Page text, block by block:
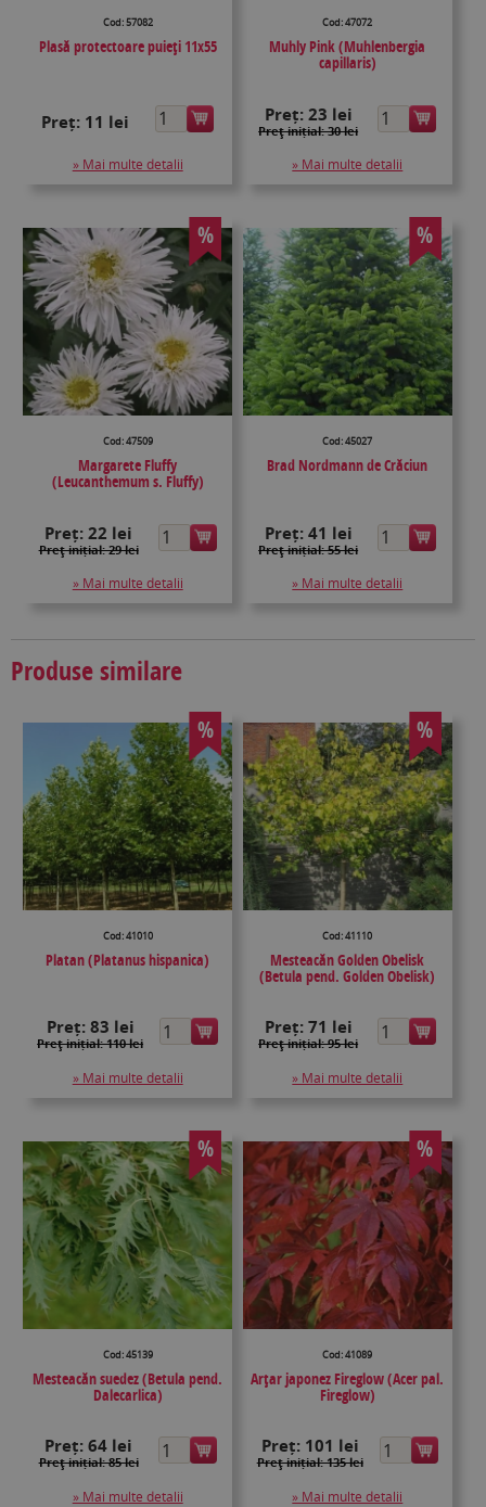
Cod: 57082
Plasă protectoare puieţi 11x55
Preț: 11 lei
» Mai multe detalii
Cod: 47072
Muhly Pink (Muhlenbergia
capillaris)
Preț: 23 lei
Preţ inițial: 30 lei
» Mai multe detalii
%
Cod: 47509
Margarete Fluffy
(Leucanthemum s. Fluffy)
Preț:22 lei
Preţ inițial: 29 lei
» Mai multe detalii
%
Cod: 45027
Brad Nordmann de Crăciun
Preț: 41 lei
Preţ inițial: 55 lei
» Mai multe detalii
Produse similare
%
Cod: 41010
Platan (Platanus hispanica)
Preț: 83 lei
Preţ inițial: 110 lei
» Mai multe detalii
%
Cod: 41110
Mesteacăn Golden Obelisk
(Betula pend. Golden Obelisk)
Preț: 71 lei
Preţ inițial: 95 lei
» Mai multe detalii
%
Cod: 45139
Mesteacăn suedez (Betula pend.
Dalecarlica)
Preț:64 lei
Preţ inițial: 85 lei
» Mai multe detalii
%
Cod: 41089
Arțar japonez Fireglow (Acer pal.
Fireglow)
Preț: 101 lei
Preţ inițial: 135 lei
» Mai multe detalii